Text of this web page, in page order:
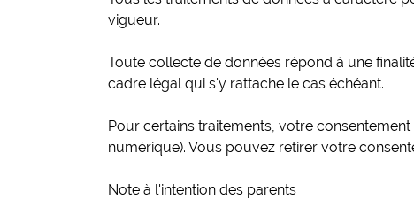
vigueur.
Toute collecte de données répond à une
cadre légal qui s'y rattache le cas échéant.
Pour certains traitements, votre
numérique). Vous pouvez retirer votre
Note à l'intention des parents